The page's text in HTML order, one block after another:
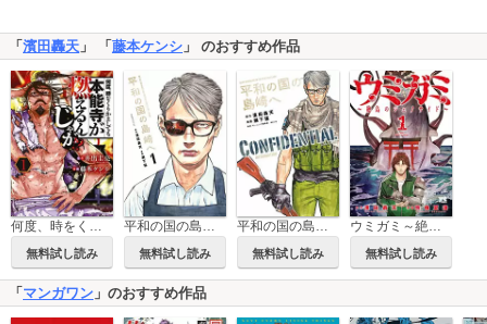
「 濱田轟天 」 「 藤本ケンシ 」 のおすすめ作品
何度、時をくりかえしても本能寺が燃えるんじゃが！？
無料試し読み
平和の国の島崎へ
無料試し読み
平和の国の島崎へ CONFIDENTIAL INFORMATION
無料試し読み
ウミガミ～絶島のジェノサイド～
無料試し読み
「 マンガワン 」のおすすめ作品